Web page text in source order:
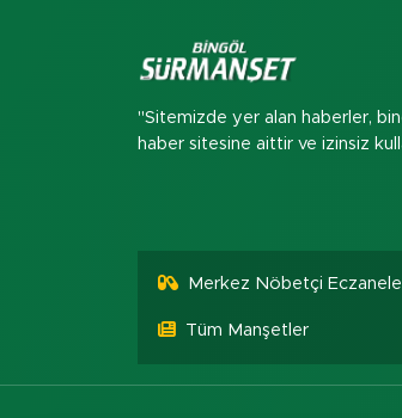
"Sitemizde yer alan haberler,
haber sitesine aittir ve izinsiz
Merkez Nöbetçi
Tüm Manşetler